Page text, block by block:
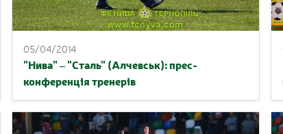
05/04/2014
"Нива" – "Сталь" (Алчевськ): прес-
конференція тренерів